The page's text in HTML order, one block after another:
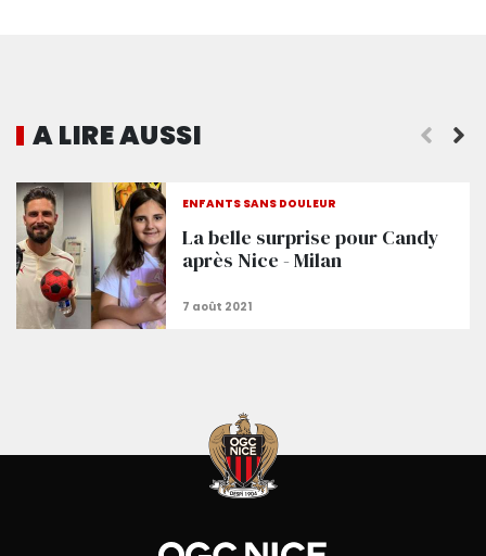
A LIRE AUSSI
ENFANTS SANS DOULEUR
La belle surprise pour Candy
après Nice - Milan
Une fête face à l'AC Milan pour clore la prépa'